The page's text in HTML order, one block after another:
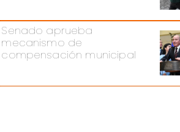
Senado aprueba
mecanismo de
compensación municipal